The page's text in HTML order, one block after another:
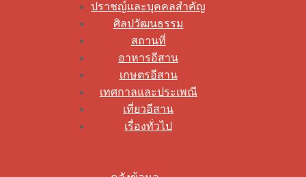
ปราชญ์และบุคคลสำคัญ
ศิลปวัฒนธรรม
สถานที่
อาหารอีสาน
เกษตรอีสาน
เทศกาลและประเพณี
เที่ยวอีสาน
เรื่องทั่วไป